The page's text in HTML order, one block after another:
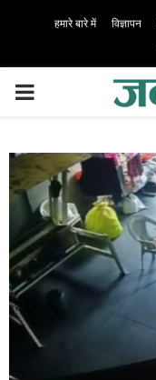
हमारे बारे में विज्ञापन
PRIMARY